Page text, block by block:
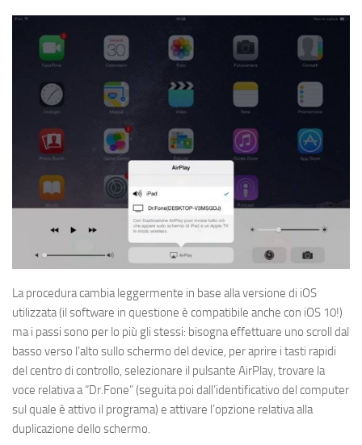
La procedura cambia leggermente in base alla versione di iOS
utilizzata (il software in questione è compatibile anche con iOS 10!)
ma i passi sono per lo più gli stessi: bisogna effettuare uno scroll dal
basso verso l’alto sullo schermo del device, per aprire i tasti rapidi
del centro di controllo, selezionare il pulsante AirPlay, trovare la
voce relativa a “Dr.Fone” (seguita poi dall’identificativo del computer
sul quale è attivo il programa) e attivare l’opzione relativa alla
duplicazione dello schermo.